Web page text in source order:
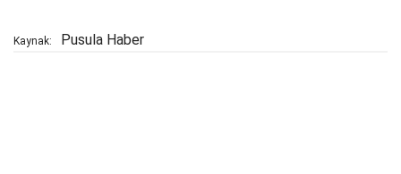
Kaynak: Pusula Haber